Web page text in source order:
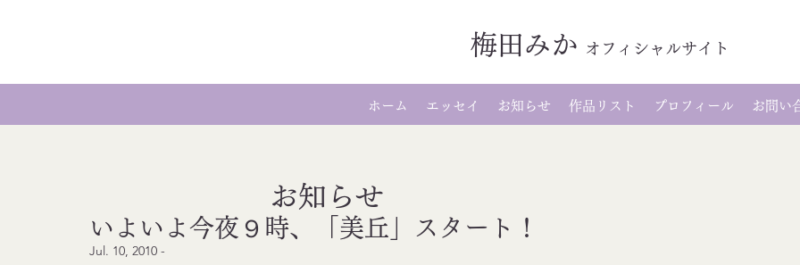
梅田みか オ フィシャルサイト
ホーム エッセイ お知らせ 作品リスト プロフィール お問い
いよいよ今夜９時、「美丘」スタート！
Jul. 10, 2010 -
お知らせ